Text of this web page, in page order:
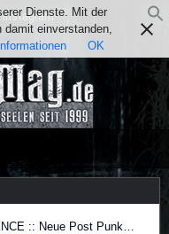
Instagram
:: Neue Post Punk
Dienste. Mit der
damit einverstanden,
OK